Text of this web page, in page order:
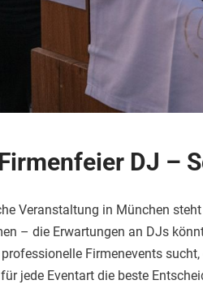
DJ –
Veranstaltung in München
– die Erwartungen an DJs
Firmenevents
jede Eventart die beste